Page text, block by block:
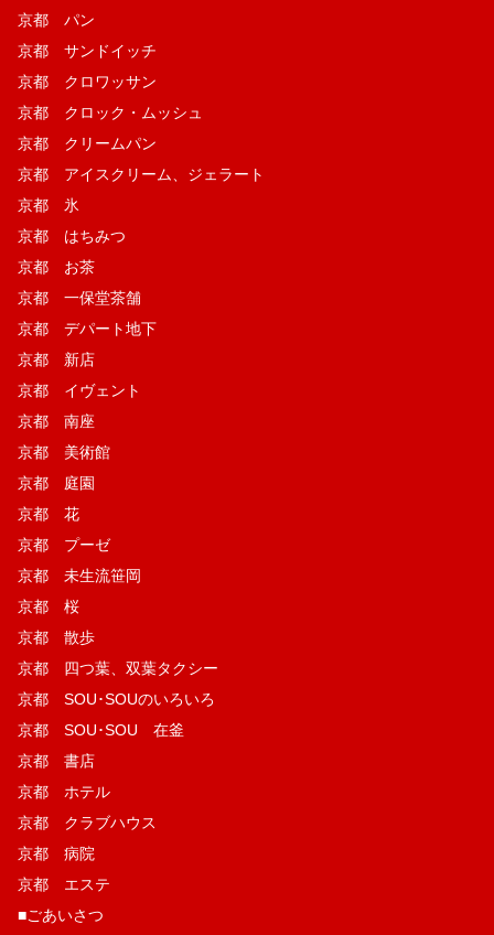
京都 パン
京都 サンドイッチ
京都 クロワッサン
京都 クロック・ムッシュ
京都 クリームパン
京都 アイスクリーム、ジェラート
京都 氷
京都 はちみつ
京都 お茶
京都 一保堂茶舗
京都 デパート地下
京都 新店
京都 イヴェント
京都 南座
京都 美術館
京都 庭園
京都 花
京都 プーゼ
京都 未生流笹岡
京都 桜
京都 散歩
京都 四つ葉、双葉タクシー
京都 SOU･SOUのいろいろ
京都 SOU･SOU 在釜
京都 書店
京都 ホテル
京都 クラブハウス
京都 病院
京都 エステ
■ごあいさつ